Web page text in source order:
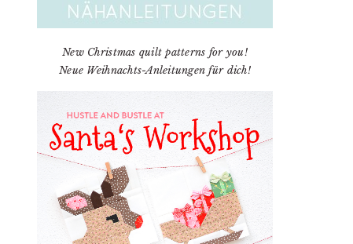
New Christmas quilt patterns for you!
Neue Weihnachts-Anleitungen für dich!